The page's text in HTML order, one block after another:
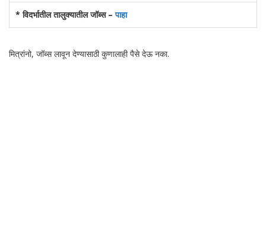
* विदर्भातील तालुक्यातील जॉब्स –पाहा
मित्रांनो, जॉब्स लावून देण्यासाठी कुणालाही पैसे देऊ नका.